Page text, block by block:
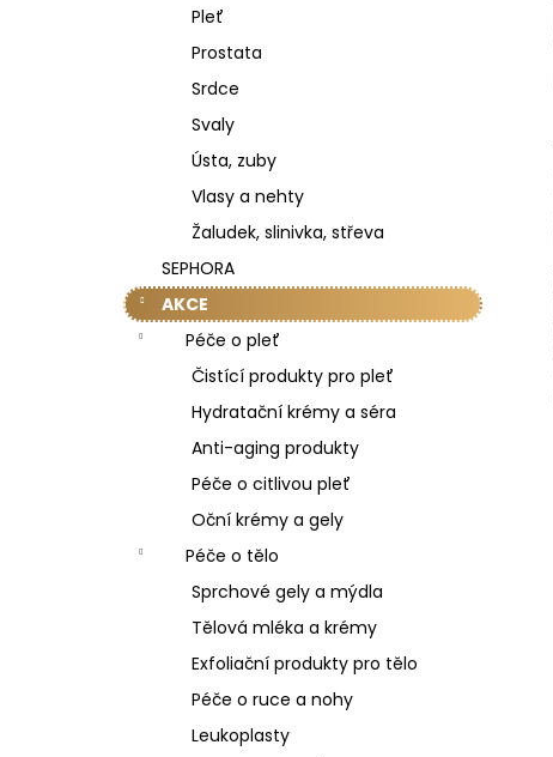
Pleť
Prostata
Srdce
Svaly
Ústa, zuby
Vlasy a nehty
Žaludek, slinivka, střeva
SEPHORA
AKCE
Péče o pleť
Čistící produkty pro pleť
Hydratační krémy a séra
Anti-aging produkty
Péče o citlivou pleť
Oční krémy a gely
Péče o tělo
Sprchové gely a mýdla
Tělová mléka a krémy
Exfoliační produkty pro tělo
Péče o ruce a nohy
Leukoplasty